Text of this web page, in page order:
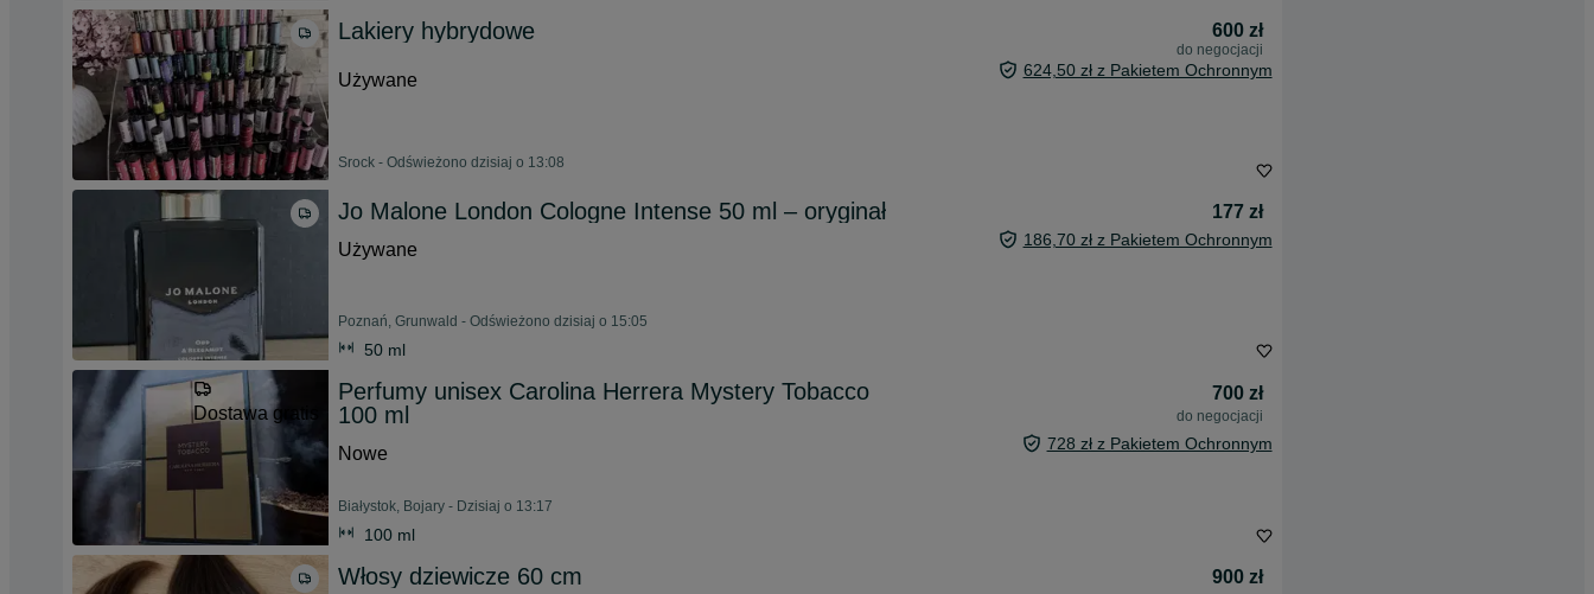
Lakiery hybrydowe 600 zł
do negocjacji
Używane 624,50 zł z Pakietem Ochronnym
Srock - Odświeżono dzisiaj o 13:08
Jo Malone London Cologne Intense 50 ml – oryginał
177 zł
Używane
186,70 zł z Pakietem Ochronnym
Poznań, Grunwald - Odświeżono dzisiaj o 15:05
50 ml
Dostawa gratis
Perfumy unisex Carolina Herrera Mystery Tobacco
100 ml
700 zł
do negocjacji
Nowe 728 zł z Pakietem Ochronnym
Białystok, Bojary - Dzisiaj o 13:17
100 ml
Włosy dziewicze 60 cm 900 zł